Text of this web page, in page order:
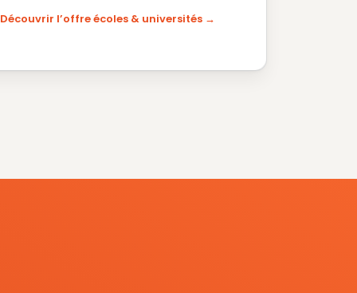
Découvrir l’offre écoles & universités